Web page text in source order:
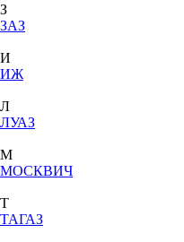
З
ЗАЗ
И
ИЖ
Л
ЛУАЗ
М
МОСКВИЧ
Т
ТАГАЗ